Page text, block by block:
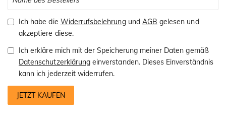
Ich habe die Widerrufsbelehrungund AGB gelesen und
akzeptiere diese.
Ich erkläre mich mit der Speicherung meiner Daten gemäß
Datenschutzerklärung einverstanden. Dieses Einverständnis
kann ich jederzeit widerrufen.
JETZT KAUFEN